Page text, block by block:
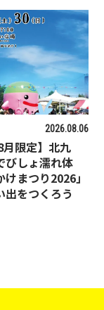
2026.08.06
月限定】北九
びしょ濡れ体
まつり2026」
出をつくろう